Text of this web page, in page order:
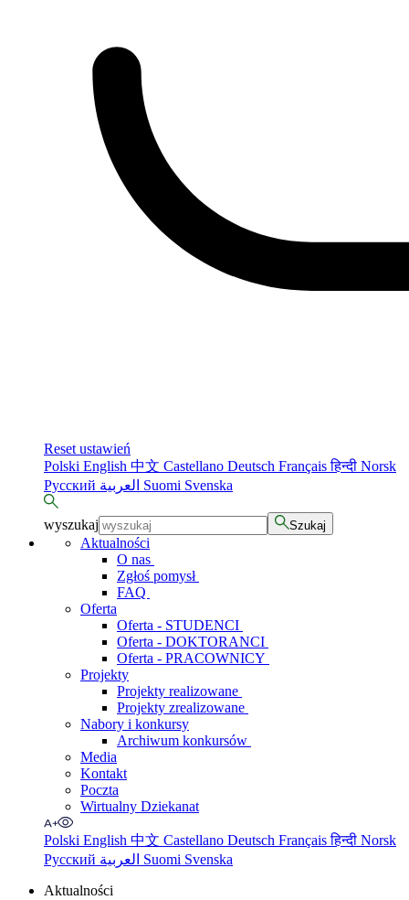
Reset ustawień
Polski English 中文 Castellano Deutsch Françaisहिन्दी Norsk
Русский
Suomi Svenska
wyszukaj Szukaj
Aktualności
O nas
Zgłoś pomysł
FAQ
Oferta
Oferta - STUDENCI
Oferta - DOKTORANCI
Oferta - PRACOWNICY
Projekty
Projekty realizowane
Projekty zrealizowane
Nabory i konkursy
Archiwum konkursów
Media
Kontakt
Poczta
Wirtualny Dziekanat
Polski English 中文 Castellano Deutsch Françaisहिन्दी Norsk
Русский
Suomi Svenska
Aktualności